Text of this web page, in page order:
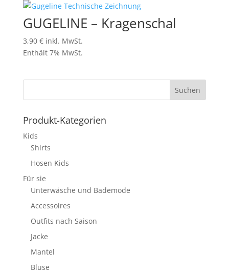
GUGELINE – Kragenschal
3,90 € inkl. MwSt.
Enthält 7% MwSt.
Produkt-Kategorien
Kids
Shirts
Hosen Kids
Für sie
Unterwäsche und Bademode
Accessoires
Outfits nach Saison
Jacke
Mantel
Bluse